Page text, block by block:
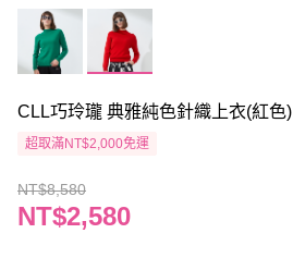
CLL巧玲瓏 典雅純色針織上衣(紅色
超取滿NT$2,000免運
NT$8,580
NT$2,580